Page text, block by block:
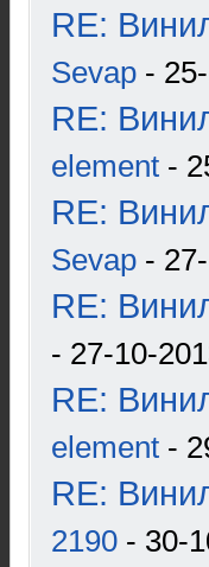
RE:
Sevap -
RE:
element -
RE:
Sevap -
RE:
- 27-10-
RE:
element -
RE:
2190 - 30-